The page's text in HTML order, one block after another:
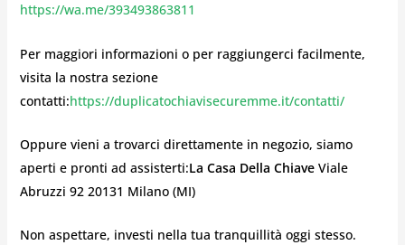
https://wa.me/393493863811
Per maggiori informazioni o per raggiungerci facilmente,
visita la nostra sezione
contatti:https://duplicatochiavisecuremme.it/contatti/
Oppure vieni a trovarci direttamente in negozio, siamo
aperti e pronti ad assisterti:La Casa Della ChiaveViale
Abruzzi 92 20131 Milano (MI)
Non aspettare, investi nella tua tranquillità oggi stesso.